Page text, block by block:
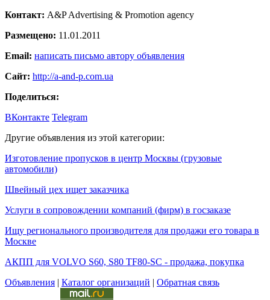
Контакт: A&P Advertising & Promotion agency
Размещено: 11.01.2011
Email: написать письмо автору объявления
Сайт: http://a-and-p.com.ua
Поделиться:
ВКонтакте Telegram
Другие объявления из этой категории:
Изготовление пропусков в центр Москвы (грузовые
автомобили)
Швейный цех ищет заказчика
Услуги в сопровождении компаний (фирм) в госзаказе
Ищу регионального производителя для продажи его товара в
Москве
АКПП для VOLVO S60, S80 TF80-SC - продажа, покупка
Объявления | Каталог организаций | Обратная связь